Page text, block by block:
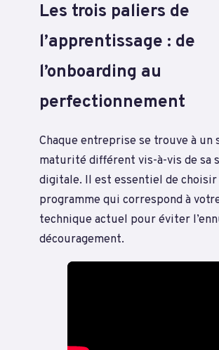
Les trois paliers de
l’apprentissage : de
l’onboarding au
perfectionnement
Chaque entreprise se trouve à un
maturité différent vis-à-vis de sa
digitale. Il est essentiel de choisir
programme qui correspond à
technique actuel pour éviter
découragement.